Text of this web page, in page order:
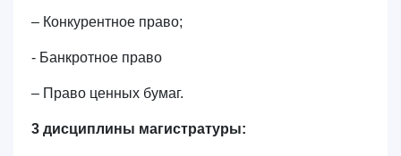
– Конкурентное право;
- Банкротное право
– Право ценных бумаг.
3 дисциплины магистратуры: